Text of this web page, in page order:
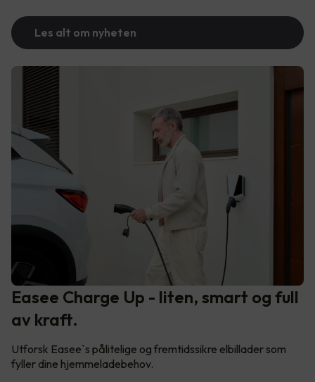
Les alt om nyheten
Easee Charge Up - liten, smart og full
av kraft.
Utforsk Easee`s pålitelige og fremtidssikre elbillader som
fyller dine hjemmeladebehov.